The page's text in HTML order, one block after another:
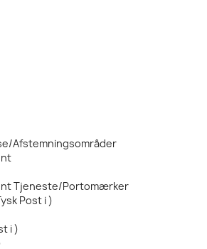
Afstemningsområder
Tjeneste/Portomærker
Post i )
i )